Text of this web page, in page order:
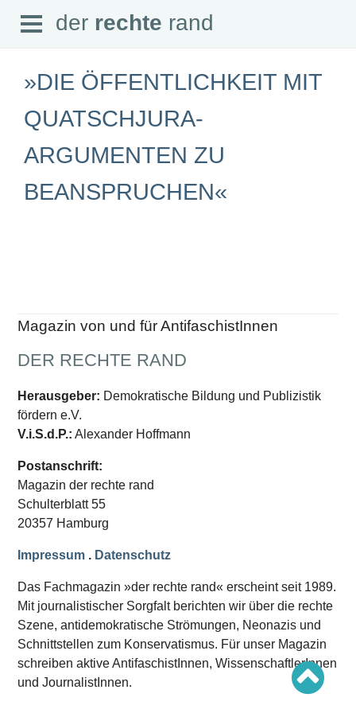
der rechte rand
SEITEN
Aktuell
SCHWERPUNKTE
Schwerpunkt AFD-Verbot
Schwerpunkt »Identitäre Bewegung«
Schwerpunkt NSU
Schwerpunkt »Reichsbürger«
Schwerpunkt NPD
AUSGABEN
Ausgaben Übersicht
Ausgabe 221
Ausgabe 220
Ausgabe 219
Ausgabe 217
Open
Menu
der rechte rand
»DIE ÖFFENTLICHKEIT MIT
QUATSCHJURA-
ARGUMENTEN ZU
BEANSPRUCHEN«
Magazin von und für AntifaschistInnen
DER RECHTE RAND
Herausgeber: Demokratische Bildung und Publizistik
fördern e.V.
V.i.S.d.P.: Alexander Hoffmann
Postanschrift:
Magazin der rechte rand
Schulterblatt 55
20357 Hamburg
Impressum . Datenschutz
Das Fachmagazin »der rechte rand« erscheint seit 1989.
Mit journalistischer Sorgfalt berichten wir über die rechte
Szene, antidemokratische Strömungen, Neonazis und
Schnittstellen zum Konservatismus. Für unser Magazin
schreiben aktive AntifaschistInnen, WissenschaftlerInnen
und JournalistInnen.